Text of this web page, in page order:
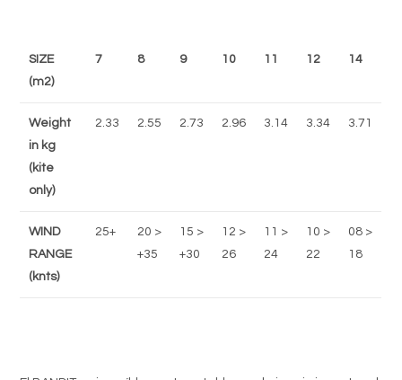
SIZE
(m2)
7 8 9 10 11 12 14
Weight
in kg
(kite
only)
2.33 2.55 2.73 2.96 3.14 3.34 3.71
WIND
RANGE
(knts)
25+
20 >
+35
15 >
+30
12 >
26
11 >
24
10 >
22
08 >
18